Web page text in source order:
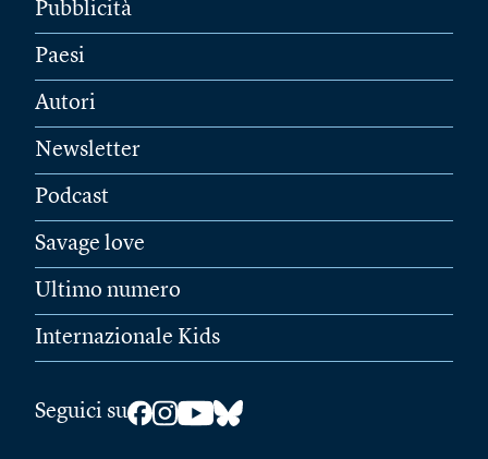
Pubblicità
Paesi
Autori
Newsletter
Podcast
Savage love
Ultimo numero
Internazionale Kids
Seguici su